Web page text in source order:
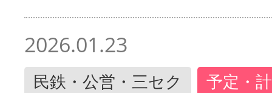
2026.01.23
民鉄・公営・三セク 予定・